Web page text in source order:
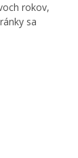
rokov,
sa